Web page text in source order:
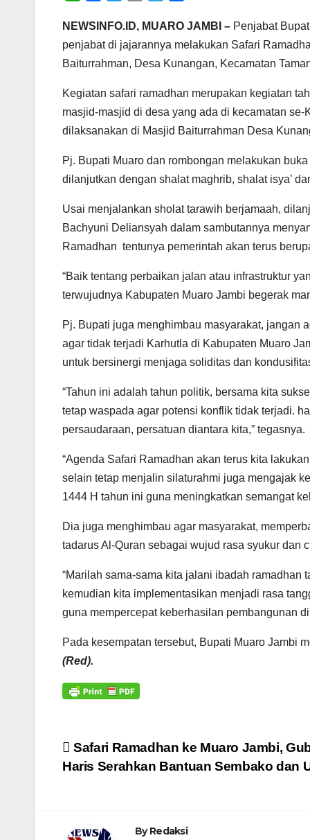
a
t
s
A
p
c
e
o
k
i
e
a
l
r
m
a
NEWSINFO.ID, MUARO JAMBI – Penjabat
penjabat di jajarannya melakukan Safari
Baiturrahman, Desa Kunangan, Kecamatan
Kegiatan safari ramadhan merupakan kegiatan
masjid-masjid di desa yang ada di kecamatan
dilaksanakan di Masjid Baiturrahman Desa
Pj. Bupati Muaro dan rombongan melakukan
dilanjutkan dengan shalat maghrib, shalat isya’
Usai menjalankan sholat tarawih berjamaah,
Bachyuni Deliansyah dalam sambutannya
Ramadhan tentunya pemerintah akan terus
“Baik tentang perbaikan jalan atau infrastruktur
terwujudnya Kabupaten Muaro Jambi begerak
Pj. Bupati juga menghimbau masyarakat, jangan
agar tidak terjadi Karhutla di Kabupaten Muaro
untuk bersinergi menjaga soliditas dan
“Tahun ini adalah tahun politik, bersama kita
tetap waspada agar potensi konflik tidak terjadi.
persaudaraan, persatuan diantara kita,” tegasnya.
“Agenda Safari Ramadhan akan terus kita
selain tetap menjalin silaturahmi juga mengajak
1444 H tahun ini guna meningkatkan semangat
Dia juga menghimbau agar masyarakat,
tadarus Al-Quran sebagai wujud rasa syukur dan
“Marilah sama-sama kita jalani ibadah ramadhan
kemudian kita implementasikan menjadi rasa
guna mempercepat keberhasilan pembangunan
Pada kesempatan tersebut, Bupati Muaro Jambi
(Red).
Navigasi
Safari Ramadhan ke Muaro Jambi,
Haris Serahkan Bantuan Sembako dan
ByRedaksi